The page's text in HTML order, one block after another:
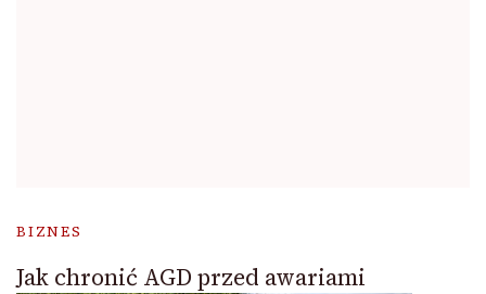
BIZNES
Jak chronić AGD przed awariami